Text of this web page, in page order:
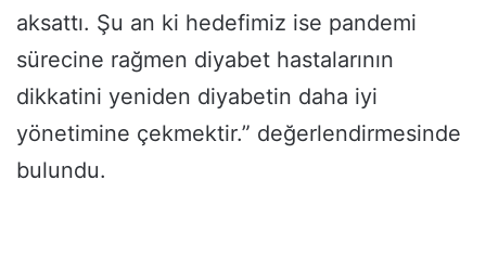
aksattı. Şu an ki hedefimiz ise pandemi
sürecine rağmen diyabet hastalarının
dikkatini yeniden diyabetin daha iyi
yönetimine çekmektir.” değerlendirmesinde
bulundu.